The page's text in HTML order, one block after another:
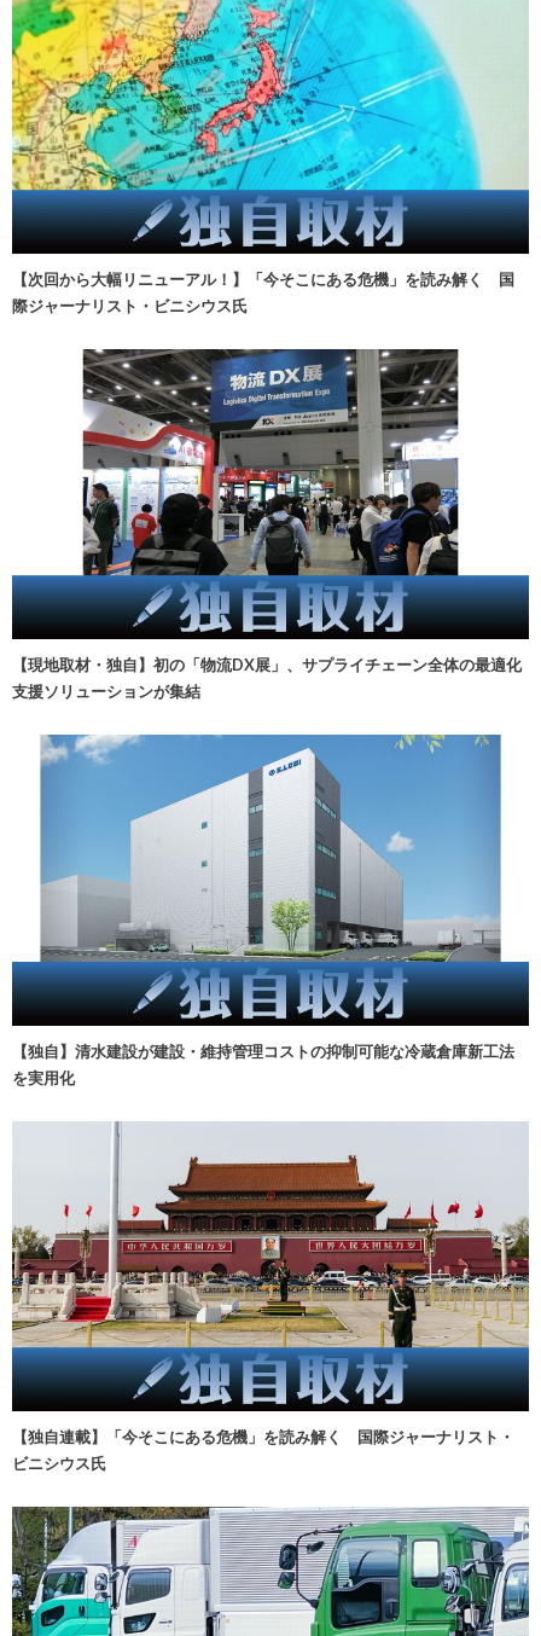
【次回から大幅リニューアル！】「今そこにある危機」を読み解く 国
際ジャーナリスト・ビニシウス氏
【現地取材・独自】初の「物流DX展」、サプライチェーン全体の最適化
支援ソリューションが集結
【独自】清水建設が建設・維持管理コストの抑制可能な冷蔵倉庫新工法
を実用化
【独自連載】「今そこにある危機」を読み解く 国際ジャーナリスト・
ビニシウス氏